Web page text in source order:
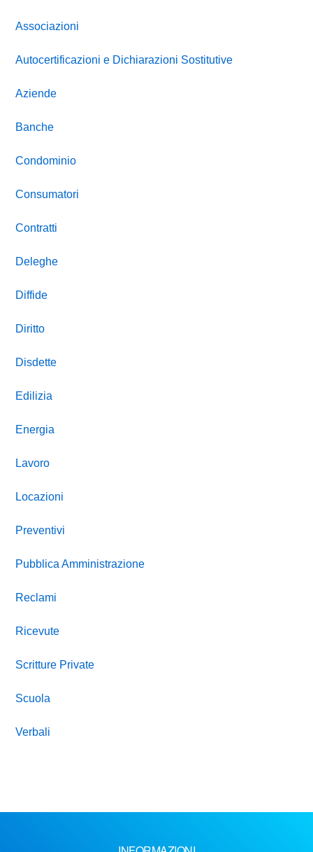
Associazioni
Autocertificazioni e Dichiarazioni Sostitutive
Aziende
Banche
Condominio
Consumatori
Contratti
Deleghe
Diffide
Diritto
Disdette
Edilizia
Energia
Lavoro
Locazioni
Preventivi
Pubblica Amministrazione
Reclami
Ricevute
Scritture Private
Scuola
Verbali